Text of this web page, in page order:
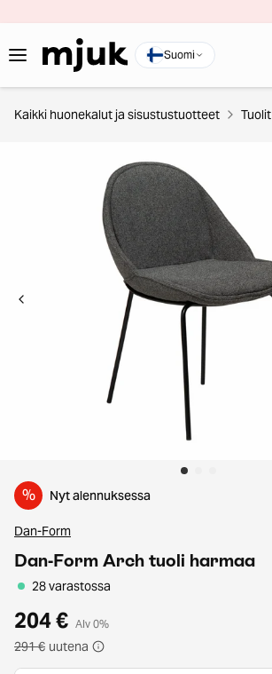
Suomi
Kaikki huonekalut ja sisustustuotteet Tuolit
% Nyt alennuksessa
Dan-Form
Dan-Form Arch tuoli harmaa
28 varastossa
204 € Alv 0%
291 € uutena